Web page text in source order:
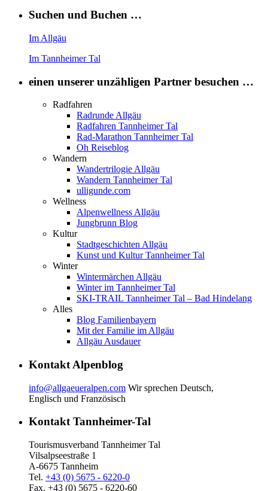
Suchen und Buchen …
Im Allgäu
Im Tannheimer Tal
einen unserer unzähligen Partner besuchen …
Radfahren
Radrunde Allgäu
Radfahren Tannheimer Tal
Rad-Marathon Tannheimer Tal
Oh Reiseblog
Wandern
Wandertrilogie Allgäu
Wandern Tannheimer Tal
ulligunde.com
Wellness
Alpenwellness Allgäu
Jungbrunn Blog
Kultur
Stadtgeschichten Allgäu
Kunst und Kultur Tannheimer Tal
Winter
Wintermärchen Allgäu
Winter im Tannheimer Tal
SKI-TRAIL Tannheimer Tal – Bad Hindelang
Alles
Blog Familienbayern
Mit der Familie im Allgäu
Allgäu Ausdauer
Kontakt Alpenblog
info@allgaeueralpen.com Wir sprechen Deutsch,
Englisch und Französisch
Kontakt Tannheimer-Tal
Tourismusverband Tannheimer Tal
Vilsalpseestraße 1
A-6675 Tannheim
Tel. +43 (0) 5675 - 6220-0
Fax. +43 (0) 5675 - 6220-60